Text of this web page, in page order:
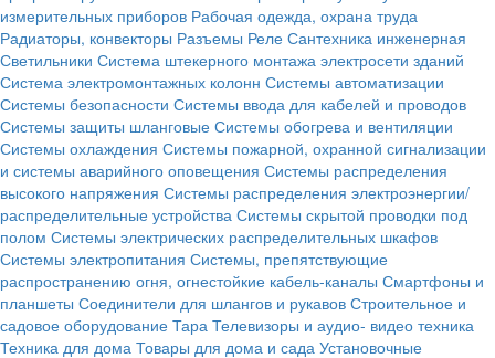
измерительных приборов Рабочая одежда, охрана труда
Радиаторы, конвекторы Разъемы Реле Сантехника инженерная
Светильники Система штекерного монтажа электросети зданий
Система электромонтажных колонн Системы автоматизации
Системы безопасности Системы ввода для кабелей и проводов
Системы защиты шланговые Системы обогрева и вентиляции
Системы охлаждения Системы пожарной, охранной сигнализации
и системы аварийного оповещения Системы распределения
высокого напряжения Системы распределения электроэнергии/
распределительные устройства Системы скрытой проводки под
полом Системы электрических распределительных шкафов
Системы электропитания Системы, препятствующие
распространению огня, огнестойкие кабель-каналы Смартфоны и
планшеты Соединители для шлангов и рукавов Строительное и
садовое оборудование Тара Телевизоры и аудио- видео техника
Техника для дома Товары для дома и сада Установочные